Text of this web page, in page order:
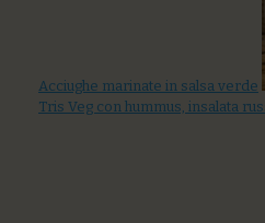
Acciughe marinate in salsa verde
Tris Veg con hummus, insalata